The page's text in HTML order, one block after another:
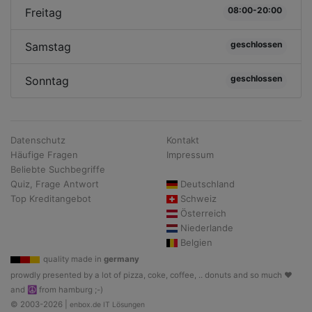
Freitag 08:00-20:00
Samstag geschlossen
Sonntag geschlossen
Datenschutz
Häufige Fragen
Beliebte Suchbegriffe
Quiz, Frage Antwort
Top Kreditangebot
Kontakt
Impressum
Deutschland
Schweiz
Österreich
Niederlande
Belgien
quality made in germany
prowdly presented by a lot of pizza, coke, coffee, .. donuts and so much ♥
and ☮ from hamburg ;-)
© 2003-2026 | enbox.de IT Lösungen